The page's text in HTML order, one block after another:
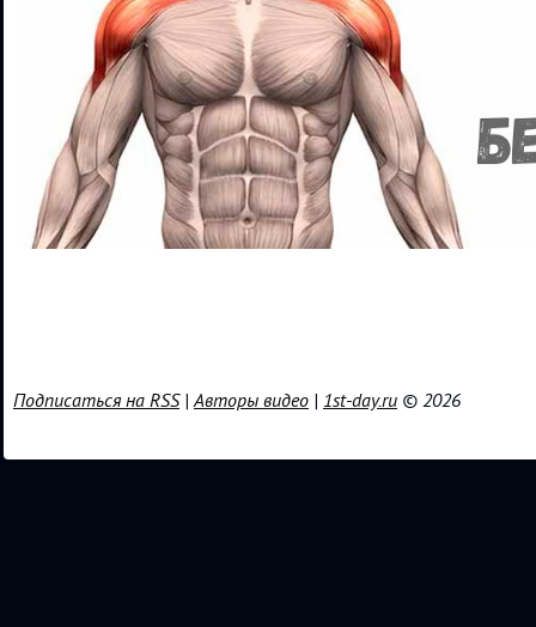
Подписаться на RSS|Авторы видео | 1st-day.ru © 2026